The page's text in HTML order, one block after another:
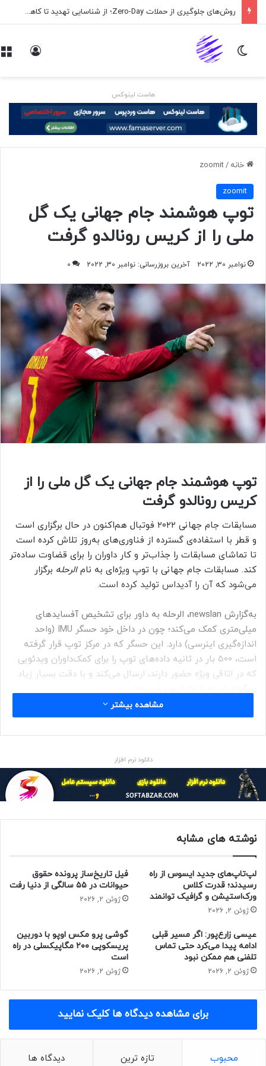
روش‌های جلوگیری از حملات Zero-Day؛ از شناسایی تهدید تا کاهش ریسک
تغییر پوسته
هاست لینوکس
خانه /
zoomit
zoomit
توپ هوشمند جام جهانی یک گل
ملی را از کریس رونالدو گرفت
نوامبر 30, 2022 آخرین بروزرسانی: نوامبر 30, 2022 0
توپ هوشمند جام جهانی یک گل ملی را از
کریس رونالدو گرفت
مسابقات جام جهانی ۲۰۲۲ فوتبال هم‌اکنون در حال برگزاری است
و قطر با استفاده‌ی گسترده از فناوری‌های به‌روز تلاش کرده است
تا تماشای مسابقات را جذاب‌تر و کار داوران را برای قضاوت ساده‌تر
کند. مسابقات جام جهانی با توپ ویژه‌ای به نامالرحله برگزار
می‌شود که آن را آدیداس تولید کرده است.
به‌گزارش newslan، الرحله به داور برای تشخیص آفساید‌های
میلی‌متری کمک می‌کند؛ چون در داخل خود حسگر IMU (واحد
اندازه‌گیری اینرسی) دارد. این حسگر که در مرکز توپ قرار گرفته
است، ۵۰۰ بار در ثانیه داده‌های توپ را برای کمک‌داوران ویدئویی
که در اتاقی ویژه حضور دارند، ارسال می‌کند و با دقت بسیار زیاد
خورد تا دقت فناوری استفاده‌شده در توپ الرحله به‌رخ کشیده
شود. در صحنه‌ی گل اول، بازیکن پرتغال توپ را به روی دروازه
فرستاد و در ابتدا به‌نظر می‌رسید که
کریستیانو رونالدو با ضربه‌ی
نشان می‌داد که رونالدو هیچ ضربه‌ای به آن وارد نکرده است. این
در حالی است که رونالدو تأکید می‌کرد گل باید به نام خودش ثبت
شود.
مقاله‌ی مرتبط:
توپ هوشمند الرحله یکی از اجزای اصلی سیستم آفساید
نیمه‌خودکار فیفا است. این سیستم به داوران امکان می‌دهد با
حرف‌وحدیثی باقی نماند. قطر با فناوری‌های به‌روز راهکارهایی برای
خنک‌‌کردن ورزشگاه‌ها نیز توسعه داده است.
مجله خبری نیوزلن
مشاهده بیشتر
دانلود نرم افزار
نوشته های مشابه
لپ‌تاپ‌های جدید ایسوس از راه
رسیدند؛ قدرت کلاس
ورک‌استیشن و گرافیک توانمند
ژوئن 2, 2026
فیل تاریخ‌ساز پرونده حقوق
حیوانات در ۵۵ سالگی از دنیا رفت
ژوئن 2, 2026
عیسی زارع‌پور: اگر مسیر قبلی
ادامه پیدا می‌کرد حتی تماس
تلفنی هم ممکن نبود
ژوئن 2, 2026
گوشی پرو مکس اوپو با دوربین
پریسکوپی ۲۰۰ مگاپیکسلی در راه
است
ژوئن 2, 2026
برای مشاهده دیدگاه ها کلیک نمایید
محبوب تازه ترین دیدگاه ها